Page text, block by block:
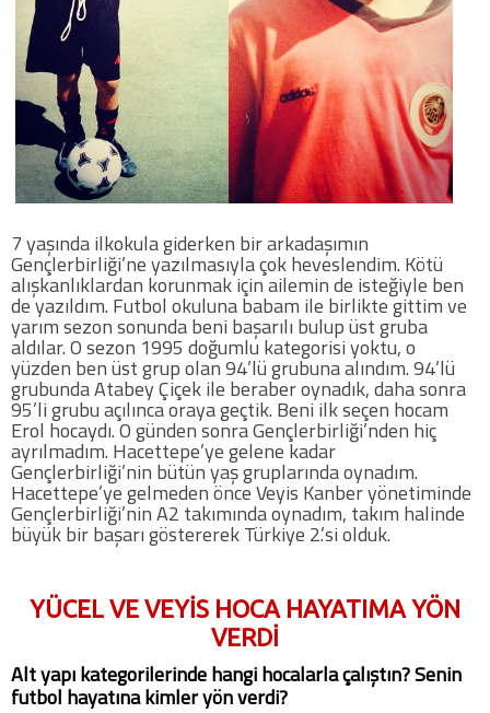
Instagram
Hakkımızda
Hakkımızda
Blog
Künye
İletişim
Web Sürüme Geç
COPYLEFT 2014. AGB Bilişim Teknolojileri
7 yaşında ilkokula giderken bir arkadaşımın
Gençlerbirliği’ne yazılmasıyla çok heveslendim. Kötü
alışkanlıklardan korunmak için ailemin de isteğiyle ben
de yazıldım. Futbol okuluna babam ile birlikte gittim ve
yarım sezon sonunda beni başarılı bulup üst gruba
aldılar. O sezon 1995 doğumlu kategorisi yoktu, o
yüzden ben üst grup olan 94’lü grubuna alındım. 94’lü
grubunda Atabey Çiçek ile beraber oynadık, daha sonra
95’li grubu açılınca oraya geçtik. Beni ilk seçen hocam
Erol hocaydı. O günden sonra Gençlerbirliği’nden hiç
ayrılmadım. Hacettepe’ye gelene kadar
Gençlerbirliği’nin bütün yaş gruplarında oynadım.
Hacettepe’ye gelmeden önce Veyis Kanber yönetiminde
Gençlerbirliği’nin A2 takımında oynadım, takım halinde
büyük bir başarı göstererek Türkiye 2.’si olduk.
YÜCEL VE VEYİS HOCA HAYATIMA YÖN
VERDİ
Alt yapı kategorilerinde hangi hocalarla çalıştın? Senin
futbol hayatına kimler yön verdi?